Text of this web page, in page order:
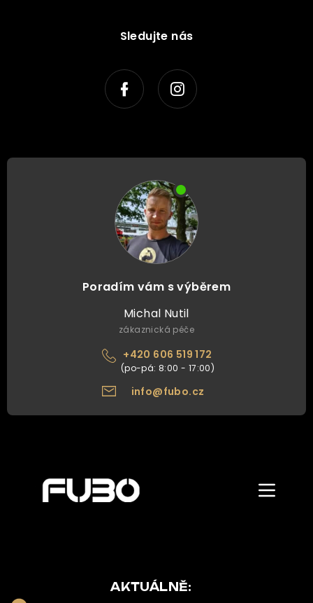
Sledujte nás
Poradím vám s výběrem
Michal Nutil
zákaznická péče
+420 606 519 172
info@fubo.cz
NAŠE NABÍDKA
Zobrazit/
menu
AKTUÁLNĚ: